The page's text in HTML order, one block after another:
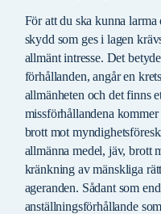
För att du ska kunna
skydd som ges i lagen
allmänt intresse. Det
förhållanden, angår en
allmänheten och det finns
missförhållandena
brott mot
allmänna medel, jäv, brott
kränkning av mänskliga
ageranden. Sådant som
anställningsförhållande